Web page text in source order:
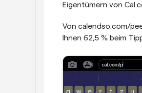
Eigentümern von
Von calendso.com/
Ihnen 62,5 % beim